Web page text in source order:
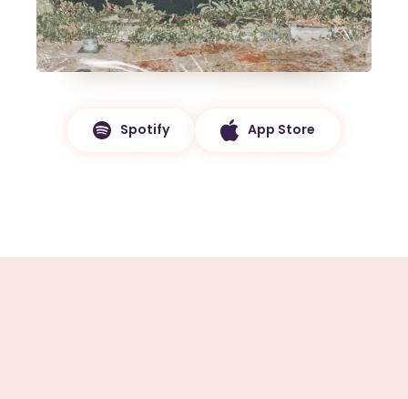
European Commission |
powered by WPCookiePro
Spotify App Store